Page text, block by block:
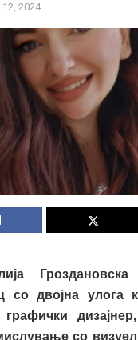
2024
со двојна улога
со